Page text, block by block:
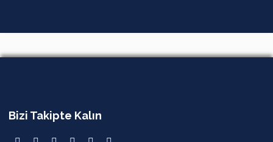
Bizi Takipte Kalın